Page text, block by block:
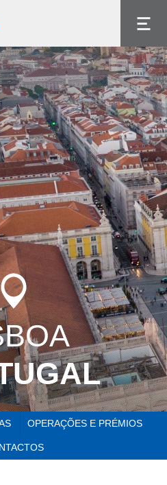
no idioma que
OPERAÇÕES E PRÉMIOS